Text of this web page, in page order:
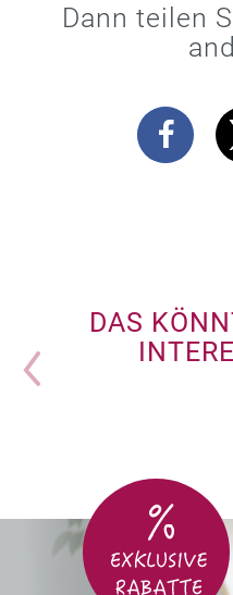
Dann teilen
DAS